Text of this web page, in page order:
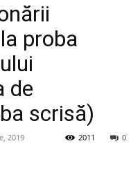
proba
de
scrisă)
2019 0
2011